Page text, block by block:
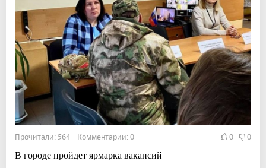
Прочитали: 564 Комментарии: 0 0 0
В городе пройдет ярмарка вакансий